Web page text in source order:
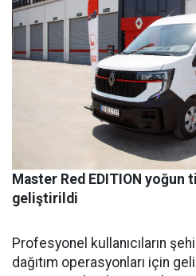
Master Red EDITION yoğun
geliştirildi
Profesyonel kullanıcıların
dağıtım operasyonları için